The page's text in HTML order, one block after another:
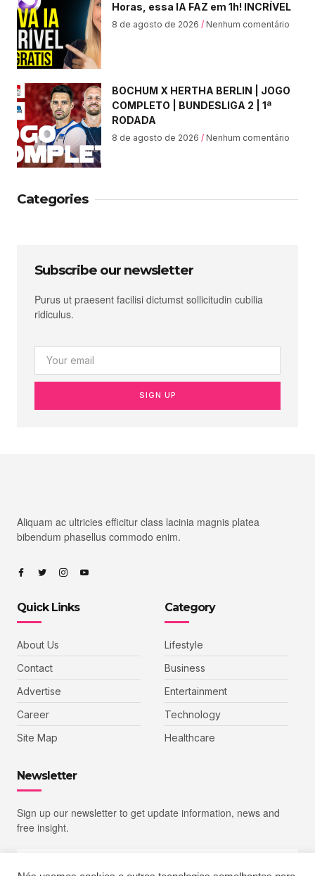
Horas, essa IA FAZ em 1h! INCRÍVEL
8 de agosto de 2026 Nenhum comentário
BOCHUM X HERTHA BERLIN | JOGO
COMPLETO | BUNDESLIGA 2 | 1ª
RODADA
8 de agosto de 2026 Nenhum comentário
Categories
Subscribe our newsletter
Purus ut praesent facilisi dictumst sollicitudin cubilia
ridiculus.
SIGN UP
Aliquam ac ultricies efficitur class lacinia magnis platea
bibendum phasellus commodo enim.
Quick Links
About Us
Contact
Advertise
Career
Site Map
Category
Lifestyle
Business
Entertainment
Technology
Healthcare
Newsletter
Sign up our newsletter to get update information, news and
free insight.